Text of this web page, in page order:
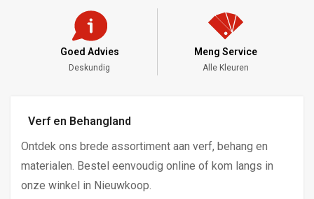
Goed Advies
Deskundig
Meng Service
Alle Kleuren
Verf en Behangland
Ontdek ons brede assortiment aan verf, behang en
materialen. Bestel eenvoudig online of kom langs in
onze winkel in Nieuwkoop.